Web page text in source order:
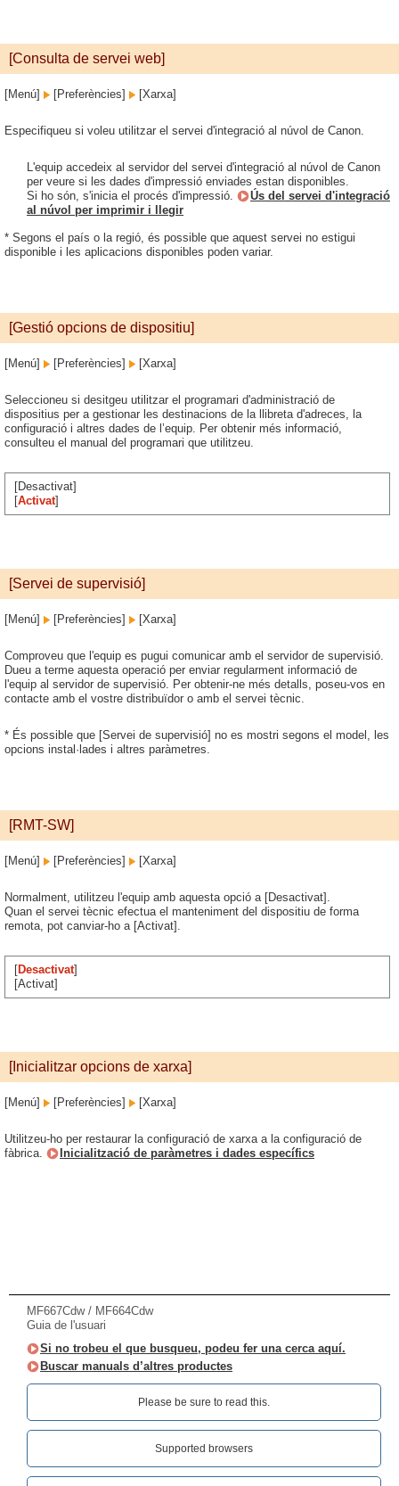
[Consulta de servei web]
[Menú] [Preferències] [Xarxa]
Especifiqueu si voleu utilitzar el servei d'integració al núvol de Canon.
L'equip accedeix al servidor del servei d'integració al núvol de Canon
per veure si les dades d'impressió enviades estan disponibles.
Si ho són, s'inicia el procés d'impressió.
Ús del servei d'integració
al núvol per imprimir i llegir
* Segons el país o la regió, és possible que aquest servei no estigui
disponible i les aplicacions disponibles poden variar.
[Gestió opcions de dispositiu]
[Menú] [Preferències] [Xarxa]
Seleccioneu si desitgeu utilitzar el programari d'administració de
dispositius per a gestionar les destinacions de la llibreta d'adreces, la
configuració i altres dades de l’equip. Per obtenir més informació,
consulteu el manual del programari que utilitzeu.
[Desactivat]
[Activat]
[Servei de supervisió]
[Menú] [Preferències] [Xarxa]
Comproveu que l'equip es pugui comunicar amb el servidor de supervisió.
Dueu a terme aquesta operació per enviar regularment informació de
l'equip al servidor de supervisió. Per obtenir-ne més detalls, poseu-vos en
contacte amb el vostre distribuïdor o amb el servei tècnic.
* És possible que [Servei de supervisió] no es mostri segons el model, les
opcions instal·lades i altres paràmetres.
[RMT-SW]
[Menú] [Preferències] [Xarxa]
Normalment, utilitzeu l'equip amb aquesta opció a [Desactivat].
Quan el servei tècnic efectua el manteniment del dispositiu de forma
remota, pot canviar-ho a [Activat].
[Desactivat]
[Activat]
[Inicialitzar opcions de xarxa]
[Menú] [Preferències] [Xarxa]
Utilitzeu-ho per restaurar la configuració de xarxa a la configuració de
fàbrica.
Inicialització de paràmetres i dades específics
MF667Cdw / MF664Cdw
Guia de l'usuari
Si no trobeu el que busqueu, podeu fer una cerca aquí.
Buscar manuals d’altres productes
Please be sure to read this.‎
Supported browsers